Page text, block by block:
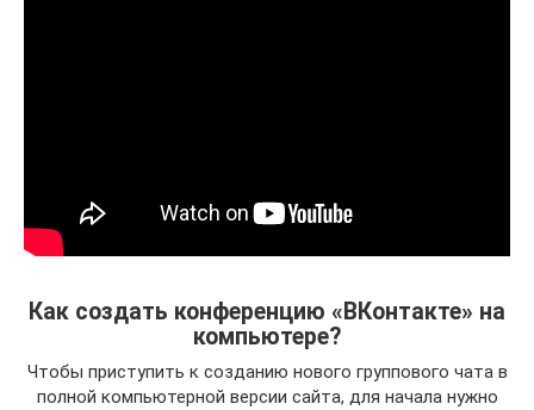
Как создать конференцию «ВКонтакте» на
компьютере?
Чтобы приступить к созданию нового группового чата в
полной компьютерной версии сайта, для начала нужно